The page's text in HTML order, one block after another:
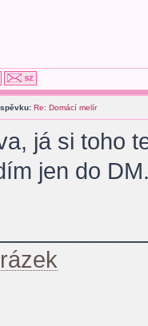
Re: Domácí melír
já si toho
jen do